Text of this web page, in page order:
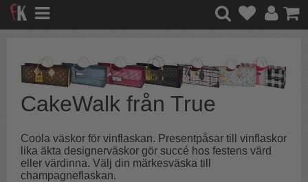
CakeWalk från True
Coola väskor för vinflaskan. Presentpåsar till vinflaskor
lika äkta designerväskor gör succé hos festens värd
eller värdinna. Välj din märkesväska till
champagneflaskan.